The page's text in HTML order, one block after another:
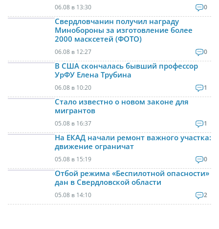
06.08 в 13:30 0
Свердловчанин получил награду
Минобороны за изготовление более
2000 масксетей (ФОТО)
06.08 в 12:27 0
В США скончалась бывший профессор
УрФУ Елена Трубина
06.08 в 10:20 1
Стало известно о новом законе для
мигрантов
05.08 в 16:37 1
На ЕКАД начали ремонт важного участка:
движение ограничат
05.08 в 15:19 0
Отбой режима «Беспилотной опасности»
дан в Свердловской области
05.08 в 14:10 2